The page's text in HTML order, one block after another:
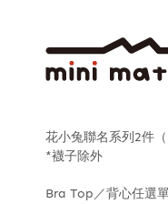
花小兔聯名系列2件
*襪子除外
Bra Top／背心任選